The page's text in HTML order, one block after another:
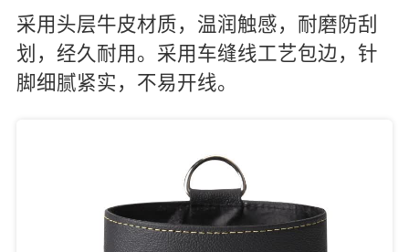
采用头层牛皮材质，温润触感，耐磨防刮
划，经久耐用。采用车缝线工艺包边，针
脚细腻紧实，不易开线。